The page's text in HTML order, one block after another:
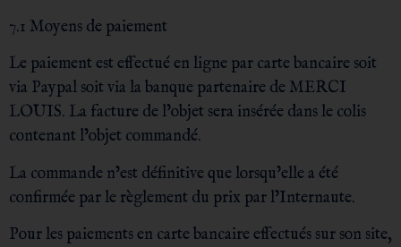
7.1 Moyens de paiement
Le paiement est effectué en ligne par carte bancaire soit
via Paypal soit via la banque partenaire de MERCI
LOUIS. La facture de l’objet sera insérée dans le colis
contenant l’objet commandé.
La commande n’est définitive que lorsqu’elle a été
confirmée par le règlement du prix par l’Internaute.
Pour les paiements en carte bancaire effectués sur son site,